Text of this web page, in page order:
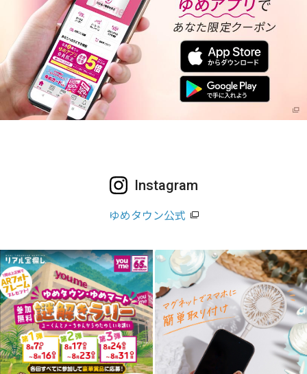
Instagram
ゆめタウン公式